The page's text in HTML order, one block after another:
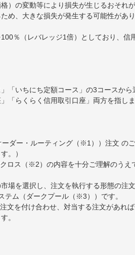
）の変動等により損失が生じるおそれ
め、大きな損失が発生する可能性があ
％（レバレッジ1倍）としており、信
「いちにち定額コース」の3コースか
「らくらく信用取引口座」両方を指しま
ダー・ルーティング（※1））注文 の
。）
ロス（※2）の内容を十分ご理解のうえ
場を選択し、注文を執行する形態の注文
ム（ダークプール（※3））です。
文を付け合わせ、対当する注文があれ
。